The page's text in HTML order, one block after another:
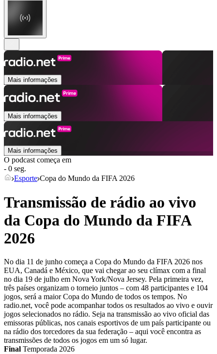
Mais informações
Mais informações
Mais informações
O podcast começa em
- 0 seg.
Esporte Copa do Mundo da FIFA 2026
Transmissão de rádio ao vivo
da Copa do Mundo da FIFA
2026
No dia 11 de junho começa a Copa do Mundo da FIFA 2026 nos
EUA, Canadá e México, que vai chegar ao seu clímax com a final
no dia 19 de julho em Nova York/Nova Jersey. Pela primeira vez,
três países organizam o torneio juntos – com 48 participantes e 104
jogos, será a maior Copa do Mundo de todos os tempos. No
radio.net, você pode acompanhar todos os resultados ao vivo e ouvir
jogos selecionados no rádio. Seja na transmissão ao vivo oficial das
emissoras públicas, nos canais esportivos de um país participante ou
na rádio dos torcedores da sua federação – aqui você encontra as
transmissões de todos os jogos em um só lugar.
Final Temporada 2026